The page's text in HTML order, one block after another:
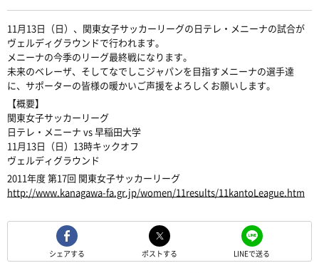
11月13日（日）、関東女子サッカーリーグの日テレ・メニーナの試合が
ヴェルディグラウンドで行われます。
メニーナの今季のリーグ最終戦になります。
未来のベレーザ、そしてなでしこジャパンを目指すメニーナの選手達
に、サポーターの皆様の暖かいご声援をよろしくお願いします。
【概要】
関東女子サッカーリーグ
日テレ・メニーナ vs 早稲田大学
11月13日（日）13時キックオフ
ヴェルディグラウンド
2011年度 第17回 関東女子サッカーリーグ
http://www.kanagawa-fa.gr.jp/women/11results/11kantoLeague.htm
シェアする ポストする LINEで送る